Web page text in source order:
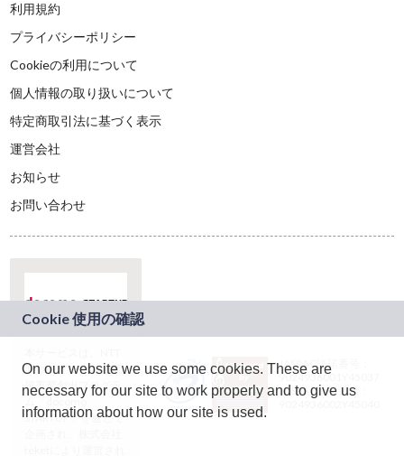
利用規約
プライバシーポリシー
Cookieの利用について
個人情報の取り扱いについて
特定商取引法に基づく表示
運営会社
お知らせ
お問い合わせ
ドコモグループの新
規事業創出プログラ
ム「docomo
STARTUP」を通じて
JASRAC許諾番号：
9024936001Y45037
JASRAC許諾番号：
On our website we use some cookies. These are
necessary for our site to work properly and to give us
information about how our site is used.